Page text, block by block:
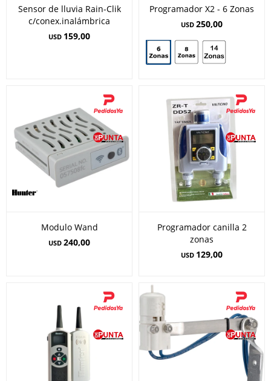
Sensor de lluvia Rain-Clik
c/conex.inalámbrica
USD 159,00
Programador X2 - 6 Zonas
USD 250,00
Modulo Wand
USD 240,00
Programador canilla 2
zonas
USD 129,00